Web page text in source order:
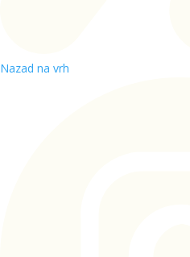
Nazad na vrh